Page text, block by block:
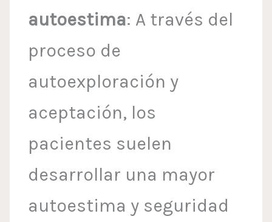
autoestima: A través del
proceso de
autoexploración y
aceptación, los
pacientes suelen
desarrollar una mayor
autoestima y seguridad